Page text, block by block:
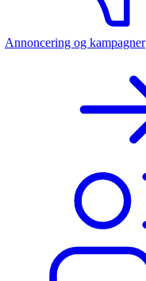
Annoncering og kampagner